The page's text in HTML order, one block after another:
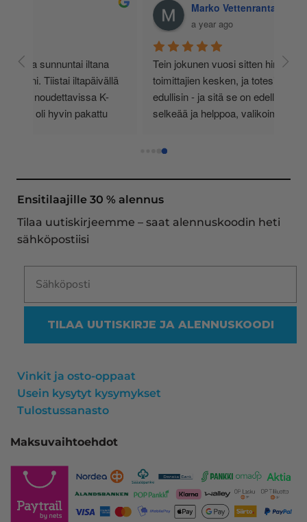
Marko Vettenranta
Tein jokunen vuosi sitten hintavertailua eri
toimittajien kesken, ja totesin Inkkarin olevan
edullisin - ja sitä se on edelleen. Tilaaminen on
selkeää ja helppoa, valikoima on valtava,
asiakaspalvelu todella ripeää (s-postin kautta) ja
oli noudettavissa postin lokerosta tänään!! En
näe mitään syytä vaihtaa toimittajaa. Kaikki on
ollut mitään moitittavaa! Lämmin suositus!
Ensitilaajille 30 % alennus
Tilaa uutiskirjeemme – saat alennuskoodin heti
sähköpostiisi
TILAA UUTISKIRJE JA ALENNUSKOODI
Vinkit ja osto-oppaat
Usein kysytyt kysymykset
Tulostussanasto
Maksuvaihtoehdot